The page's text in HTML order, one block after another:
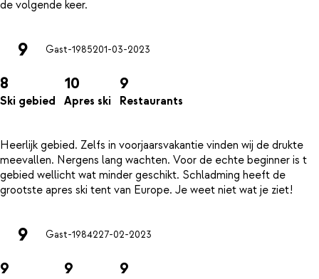
9 Gast-1985201-03-2023
8
Ski gebied
10
Apres ski
9
Restaurants
Heerlijk gebied. Zelfs in voorjaarsvakantie vinden wij de drukte
meevallen. Nergens lang wachten. Voor de echte beginner is t
gebied wellicht wat minder geschikt. Schladming heeft de
9 Gast-1984227-02-2023
9 9 9